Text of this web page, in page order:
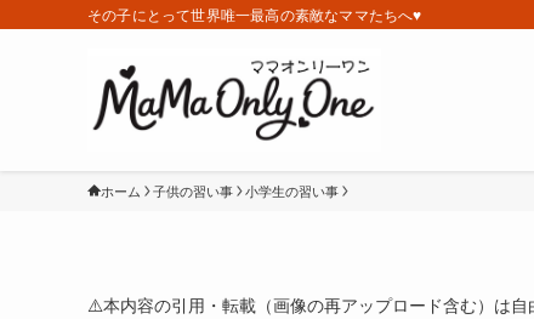
その子にとって世界唯一最高の素敵なママたちへ♥️
ホーム 子供の習い事 小学生の習い事
⚠️本内容の引用・転載（画像の再アップロード含む）は